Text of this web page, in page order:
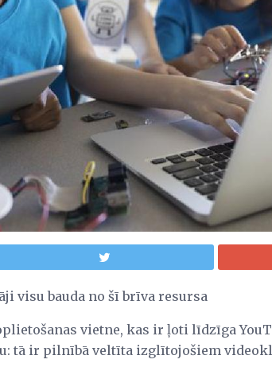
visu bauda no šī brīva resursa
vietne, kas ir ļoti līdzīga
tā ir pilnībā veltīta izglītojošiem